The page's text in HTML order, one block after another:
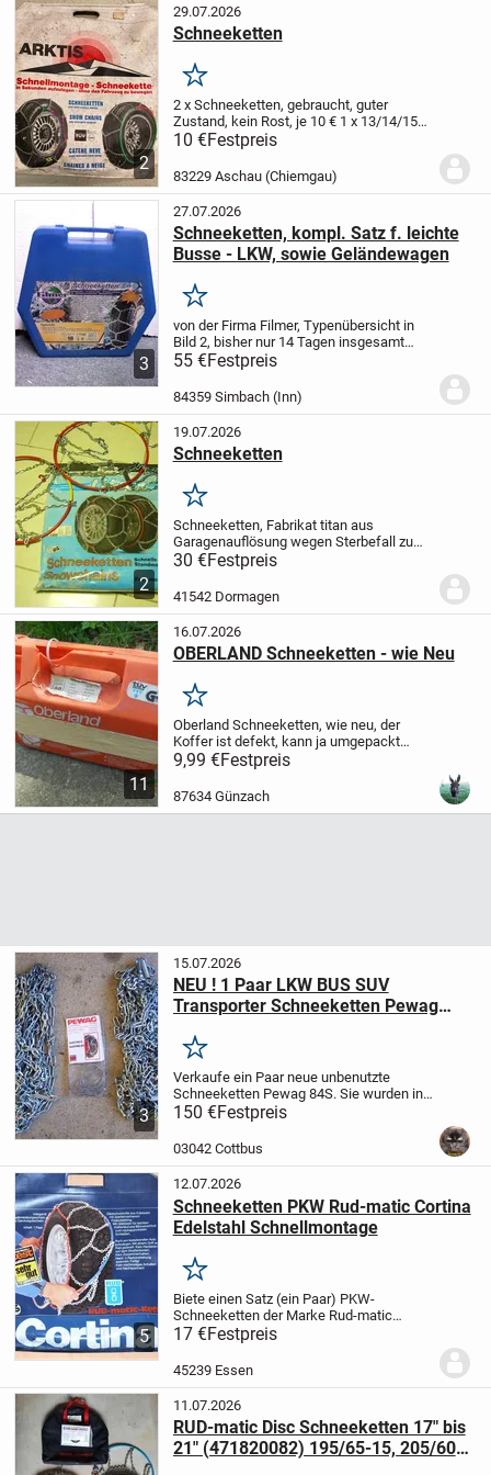
2
29.07.2026
Schneeketten
Merken
2 x Schneeketten, gebraucht, guter
Zustand, kein Rost, je 10 € 1 x 13/14/15
Zoll 185/70-15, 195/70-14, 205/70-13,
1 x 13/14 Zoll, 155/13, 165/70-
13, 165/65-14 Nur Abholung
10 €Festpreis
83229 Aschau (Chiemgau)
3
27.07.2026
Schneeketten, kompl. Satz f. leichte
Busse - LKW, sowie Geländewagen
Merken
von der Firma Filmer, Typenübersicht in
Bild 2, bisher nur 14 Tagen insgesamt
genutzt, waren für einen Opel Vivaro der
Baureihe 2001 - 2015 in einem einzigen
Winterurlaub montiert gewesen. Die...
55 €Festpreis
84359 Simbach (Inn)
2
19.07.2026
Schneeketten
Merken
Schneeketten, Fabrikat titan aus
Garagenauflösung wegen Sterbefall zu
verkaufen.Vielleicht 1 – 2x benutzt, zur
Standmontage.
(allerdings ist der Tragegriff der Tüte
30 €Festpreis
41542 Dormagen
11
16.07.2026
OBERLAND Schneeketten - wie Neu
Merken
Oberland Schneeketten, wie neu, der
Koffer ist defekt, kann ja umgepackt
werden, Reifengröße siehe
Hinweisaufkleber, Verkaufspreis 9,99 € -
Zahlung - Gerne Überweisung, PayPal, bar
9,99 €Festpreis
87634 Günzach
3
15.07.2026
NEU ! 1 Paar LKW BUS SUV
Transporter Schneeketten Pewag
Merken
Verkaufe ein Paar neue unbenutzte
Schneeketten Pewag 84S. Sie wurden in
einem kleineren Mercedes LKW
mitgeführt. Reifengrößen unbekannt. Über
Google KI erfragbar.
150 €Festpreis
03042 Cottbus
5
12.07.2026
Schneeketten PKW Rud-matic Cortina
Edelstahl Schnellmontage
Merken
Biete einen Satz (ein Paar) PKW-
Schneeketten der Marke Rud-matic
Cortina mit überfahrsicherem
Federstahlring an. Die Ketten können
auch an festsitzendem Auto montiert
werden. Eine Betriebsanleitung...
17 €Festpreis
45239 Essen
11.07.2026
RUD-matic Disc Schneeketten 17" bis
21" (471820082) 195/65-15, 205/60-